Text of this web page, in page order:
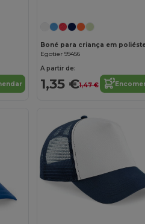
Boné para criança em
Egotier 99456
A partir de:
1,35 €1,47 €